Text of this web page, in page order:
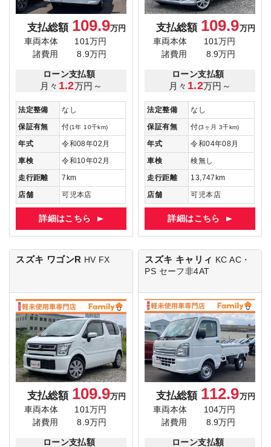
支払総額 109.9万円
車両本体
101万円
諸費用
8.9万円
ローン支払額
月々 1.2万円～
法定整備
なし
保証有無
付(1年 10千km)
年式
令和08年02月
車検
令和10年02月
走行距離
7km
店舗
可児本店
詳細はこちら
支払総額 109.9万円
車両本体
101万円
諸費用
8.9万円
ローン支払額
月々 1.2万円～
法定整備
なし
保証有無
付(3ヶ月 3千km)
年式
令和04年08月
車検
検無し
走行距離
13,747km
店舗
可児本店
詳細はこちら
スズキ ワゴンR HV FX
支払総額 109.9万円
車両本体
101万円
諸費用
8.9万円
ローン支払額
スズキ キャリィ KC AC・
PS セーフ非4AT
支払総額 112.9万円
車両本体
104万円
諸費用
8.9万円
ローン支払額